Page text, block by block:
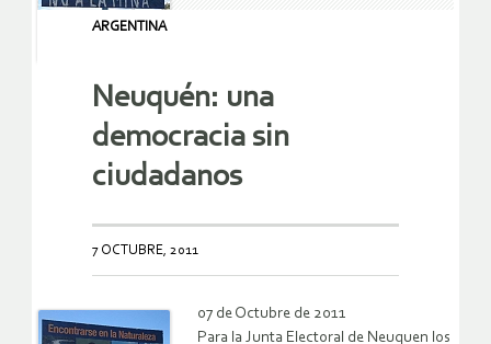
ARGENTINA
Neuquén: una
democracia sin
ciudadanos
7 OCTUBRE, 2011
07 de Octubre de 2011
Para la Junta Electoral de Neuquen los